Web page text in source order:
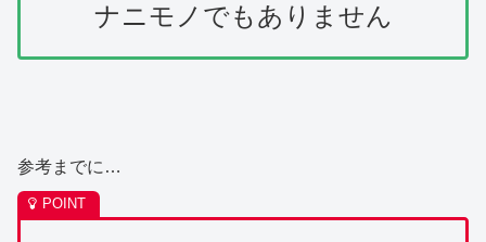
ナニモノでもありません
参考までに…